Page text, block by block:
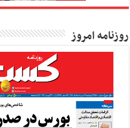
روزنامه امروز